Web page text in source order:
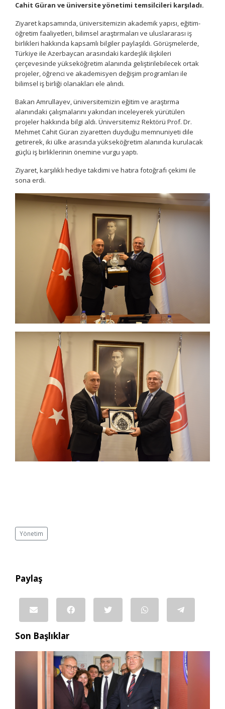
Cahit Güran ve üniversite yönetimi temsilcileri karşıladı.
Ziyaret kapsamında, üniversitemizin akademik yapısı, eğitim-
öğretim faaliyetleri, bilimsel araştırmaları ve uluslararası iş
birlikleri hakkında kapsamlı bilgiler paylaşıldı. Görüşmelerde,
Türkiye ile Azerbaycan arasındaki kardeşlik ilişkileri
çerçevesinde yükseköğretim alanında geliştirilebilecek ortak
projeler, öğrenci ve akademisyen değişim programları ile
bilimsel iş birliği olanakları ele alındı.
Bakan Amrullayev, üniversitemizin eğitim ve araştırma
alanındaki çalışmalarını yakından inceleyerek yürütülen
projeler hakkında bilgi aldı. Üniversitemiz Rektörü Prof. Dr.
Mehmet Cahit Güran ziyaretten duyduğu memnuniyeti dile
getirerek, iki ülke arasında yükseköğretim alanında kurulacak
güçlü iş birliklerinin önemine vurgu yaptı.
Ziyaret, karşılıklı hediye takdimi ve hatıra fotoğrafı çekimi ile
sona erdi.
Yönetim
Paylaş
Son Başlıklar